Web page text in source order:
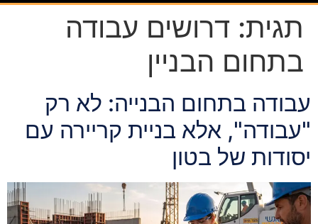
תגית: דרושים עבודה
בתחום הבניין
עבודה בתחום הבנייה: לא רק
"עבודה", אלא בניית קריירה עם
יסודות של בטון